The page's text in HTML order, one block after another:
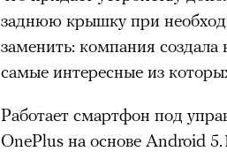
заднюю крышку при
заменить: компания создала
самые интересные из
Работает смартфон под
OnePlus на основе Android
Нирмал Пурджа после рекордного
мира. Катманду, 2019 год
© NAVESH CHITRAKAR / REUTERS
Статистика последних лет
опасность высотного